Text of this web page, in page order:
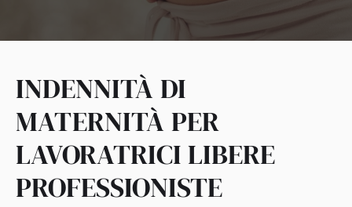
INDENNITÀ DI
MATERNITÀ PER
LAVORATRICI LIBERE
PROFESSIONISTE